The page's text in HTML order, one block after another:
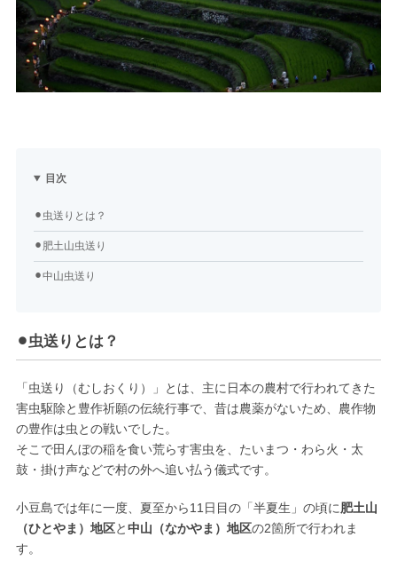
目次
⚫︎虫送りとは？
⚫︎肥土山虫送り
⚫︎中山虫送り
⚫︎虫送りとは？
「虫送り（むしおくり）」とは、主に日本の農村で行われてきた
害虫駆除と豊作祈願の伝統行事で、昔は農薬がないため、農作物
の豊作は虫との戦いでした。
そこで田んぼの稲を食い荒らす害虫を、たいまつ・わら火・太
鼓・掛け声などで村の外へ追い払う儀式です。
小豆島では年に一度、夏至から11日目の「半夏生」の頃に肥土山
（ひとやま）地区と中山（なかやま）地区の2箇所で行われま
す。